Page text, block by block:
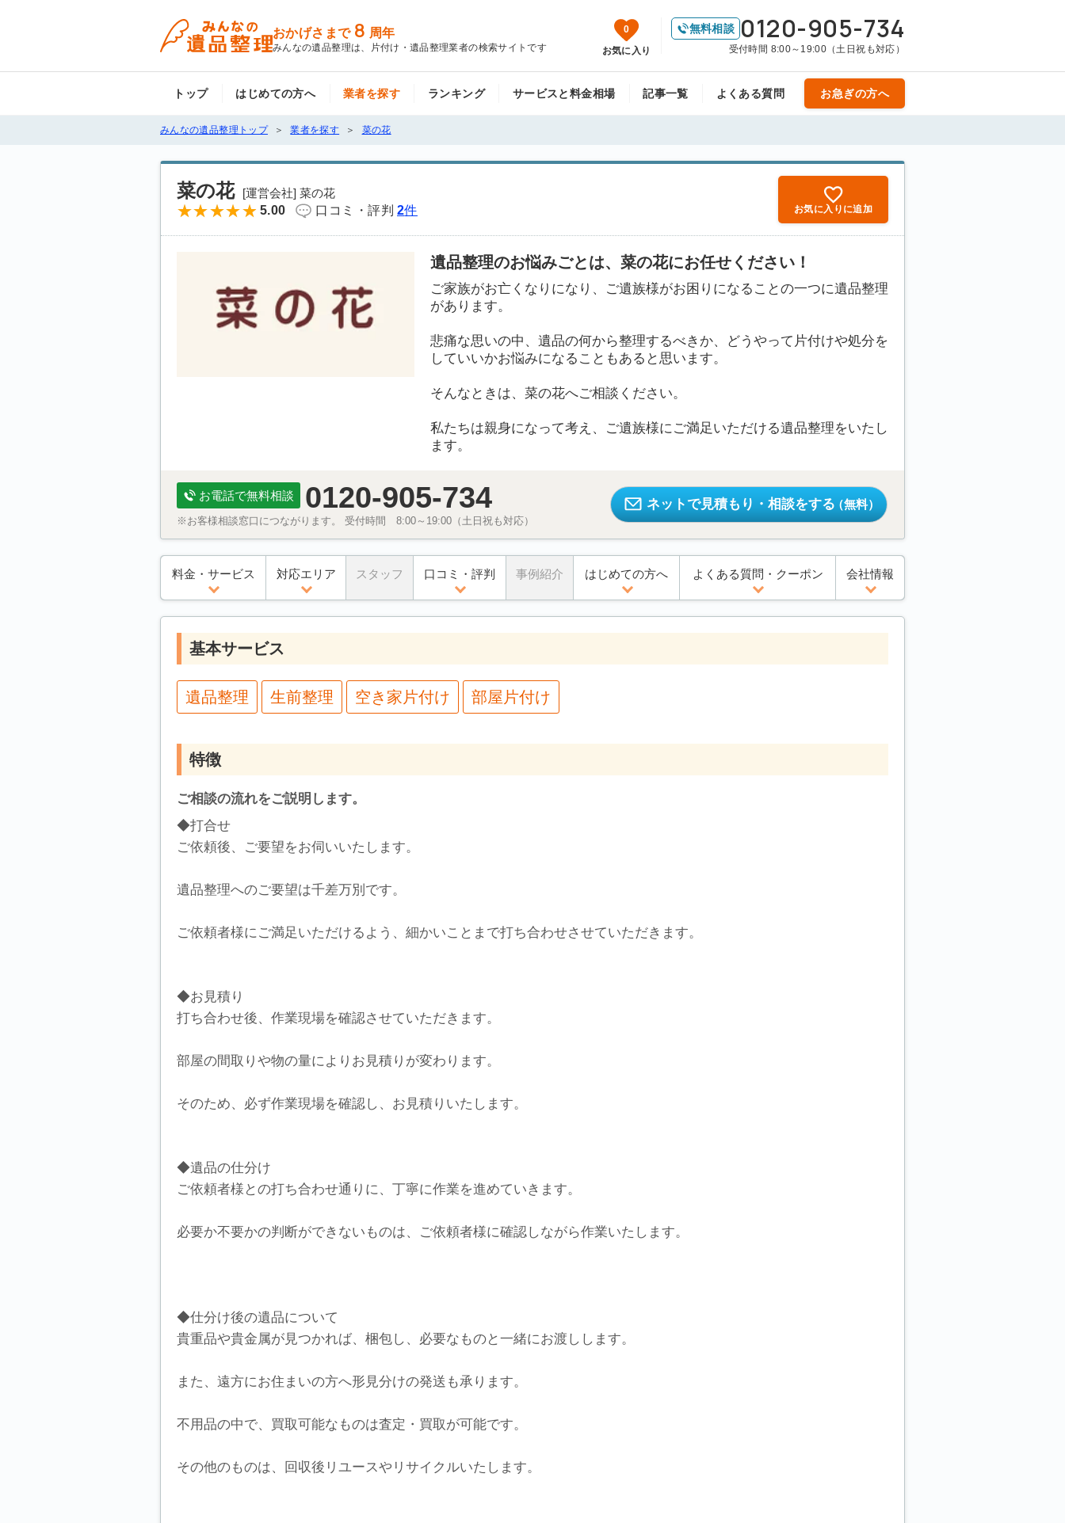
おかげさまで 8 周年
みんなの遺品整理は、片付け・遺品整理業者の検索サイトです
0
お気に入り
無料相談 0120-905-734
受付時間 8:00～19:00（土日祝も対応）
トップ はじめての方へ 業者を探す ランキング サービスと料金相場 記事一覧 よくある質問 お急ぎの方へ
みんなの遺品整理トップ 業者を探す 菜の花
菜の花
[運営会社] 菜の花
5.00
口コミ・評判 2件 お気に入りに追加
遺品整理のお悩みごとは、菜の花にお任せください！
ご家族がお亡くなりになり、ご遺族様がお困りになることの一つに遺品整理
があります。
悲痛な思いの中、遺品の何から整理するべきか、どうやって片付けや処分を
していいかお悩みになることもあると思います。
そんなときは、菜の花へご相談ください。
私たちは親身になって考え、ご遺族様にご満足いただける遺品整理をいたし
ます。
お電話で無料相談 0120-905-734
※お客様相談窓口につながります。 受付時間 8:00～19:00（土日祝も対応）
ネットで見積もり・相談をする（無料）
料金・サービス 対応エリア スタッフ 口コミ・評判 事例紹介 はじめての方へ よくある質問・クーポン 会社情報
基本サービス
遺品整理 生前整理 空き家片付け 部屋片付け
特徴
ご相談の流れをご説明します。
◆打合せ
ご依頼後、ご要望をお伺いいたします。
遺品整理へのご要望は千差万別です。
ご依頼者様にご満足いただけるよう、細かいことまで打ち合わせさせていただきます。
◆お見積り
打ち合わせ後、作業現場を確認させていただきます。
部屋の間取りや物の量によりお見積りが変わります。
そのため、必ず作業現場を確認し、お見積りいたします。
◆遺品の仕分け
ご依頼者様との打ち合わせ通りに、丁寧に作業を進めていきます。
必要か不要かの判断ができないものは、ご依頼者様に確認しながら作業いたします。
◆仕分け後の遺品について
貴重品や貴金属が見つかれば、梱包し、必要なものと一緒にお渡しします。
また、遠方にお住まいの方へ形見分けの発送も承ります。
不用品の中で、買取可能なものは査定・買取が可能です。
その他のものは、回収後リユースやリサイクルいたします。